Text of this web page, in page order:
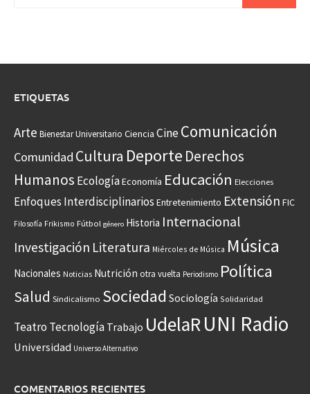
ETIQUETAS
Arte Bienestar Universitario Ciencia CineComunicación
Comunidad Cultura Deporte Derechos
Humanos EcologíaEconomía Educación Elecciones
Enfoques Interdisciplinarios Entretenimiento Extensión FIC
Filosofía Frikismo Fútbol género Historia Internacional
Investigación Literatura Miércoles de Música Música
Nacionales Noticias Nutrición otra vuelta Periodismo Política
Salud Sindicalismo Sociedad Sociología Solidaridad
Teatro Tecnología Trabajo UdelaRUNI Radio
Universidad Universo Alternativo
COMENTARIOS RECIENTES